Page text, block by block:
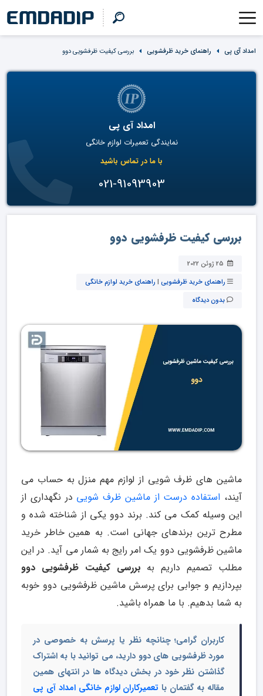
امداد آی پی راهنمای خرید ظرفشویی بررسی کیفیت ظرفشویی دوو
امداد آی پی
نمایندگی تعمیرات لوازم خانگی
با ما در تماس باشید
021-91093903
بررسی کیفیت ظرفشویی دوو
راهنمای خرید ظرفشویی | راهنمای خرید لوازم خانگی
بدون دیدگاه
ماشین های ظرف شویی از لوازم مهم منزل به حساب می
آیند، استفاده درست از ماشین ظرف شویی در نگهداری از
این وسیله کمک می کند. برند دوو یکی از شناخته شده و
مطرح ترین برندهای جهانی است. به همین خاطر خرید
ماشین ظرفشویی دوو یک امر رایج به شمار می آید. در این
مطلب تصمیم داریم به بررسی کیفیت ظرفشویی دوو
بپردازیم و جوابی برای پرسش ماشین ظرفشویی دوو خوبه
به شما بدهیم. با ما همراه باشید.
کاربران گرامی؛ چنانچه نظر یا پرسش به خصوصی در
مورد ظرفشویی های دوو دارید، می توانید با به اشتراک
گذاشتن نظر خود در بخش دیدگاه ها در انتهای همین
مقاله به گفتمان با تعمیرکاران لوازم خانگی امداد آی پی